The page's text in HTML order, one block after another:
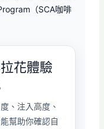
（SCA咖啡
花體驗
、注入高度、
幫助你確認自